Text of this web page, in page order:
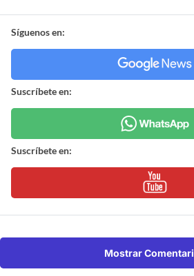
Síguenos en:
Suscríbete en:
Suscríbete en:
Mostrar